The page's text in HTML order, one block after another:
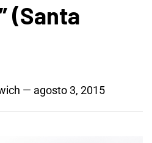
(Santa
agosto 3, 2015